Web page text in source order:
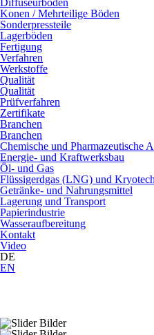
Diffuseurboden
Konen / Mehrteilige Böden
Sonderpressteile
Lagerböden
Fertigung
Verfahren
Werkstoffe
Qualität
Qualität
Prüfverfahren
Zertifikate
Branchen
Branchen
Chemische und Pharmazeutische
Energie- und Kraftwerksbau
Öl- und Gas
Flüssigerdgas (LNG) und
Getränke- und Nahrungsmittel
Lagerung und Transport
Papierindustrie
Wasseraufbereitung
Kontakt
Video
DE
EN